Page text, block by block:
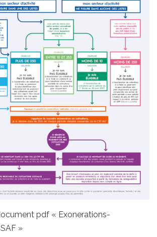
pdf « Exonerations-
»